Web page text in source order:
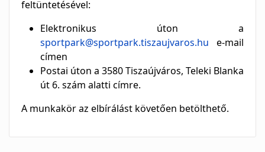
feltüntetésével:
Elektronikus úton a
sportpark@sportpark.tiszaujvaros.hu e-mail
címen
Postai úton a 3580 Tiszaújváros, Teleki Blanka
út 6. szám alatti címre.
A munkakör az elbírálást követően betölthető.